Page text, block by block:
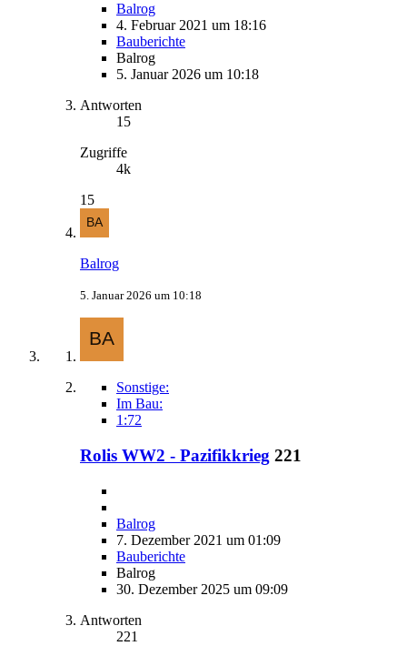
Balrog
4. Februar 2021 um 18:16
Bauberichte
Balrog
5. Januar 2026 um 10:18
Antworten
15
Zugriffe
4k
15
Balrog
5. Januar 2026 um 10:18
Sonstige:
Im Bau:
1:72
Rolis WW2 - Pazifikkrieg 221
Balrog
7. Dezember 2021 um 01:09
Bauberichte
Balrog
30. Dezember 2025 um 09:09
Antworten
221